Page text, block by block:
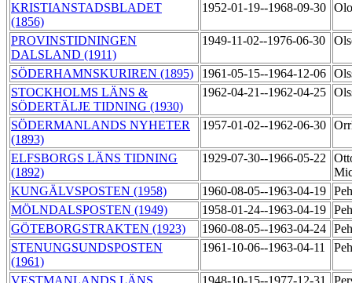
KRISTIANSTADSBLADET
(1856)
1952-01-19--1968-09-30
PROVINSTIDNINGEN
DALSLAND (1911)
1949-11-02--1976-06-30
SÖDERHAMNSKURIREN (1895) 1961-05-15--1964-12-06
STOCKHOLMS LÄNS &
SÖDERTÄLJE TIDNING (1930)
1962-04-21--1962-04-25
SÖDERMANLANDS NYHETER
(1893)
1957-01-02--1962-06-30
ELFSBORGS LÄNS TIDNING
(1892)
1929-07-30--1966-05-22
KUNGÄLVSPOSTEN (1958)
1960-08-05--1963-04-19
MÖLNDALSPOSTEN (1949)
1958-01-24--1963-04-19
GÖTEBORGSTRAKTEN (1923)
1960-08-05--1963-04-24
STENUNGSUNDSPOSTEN
(1961)
1961-10-06--1963-04-11